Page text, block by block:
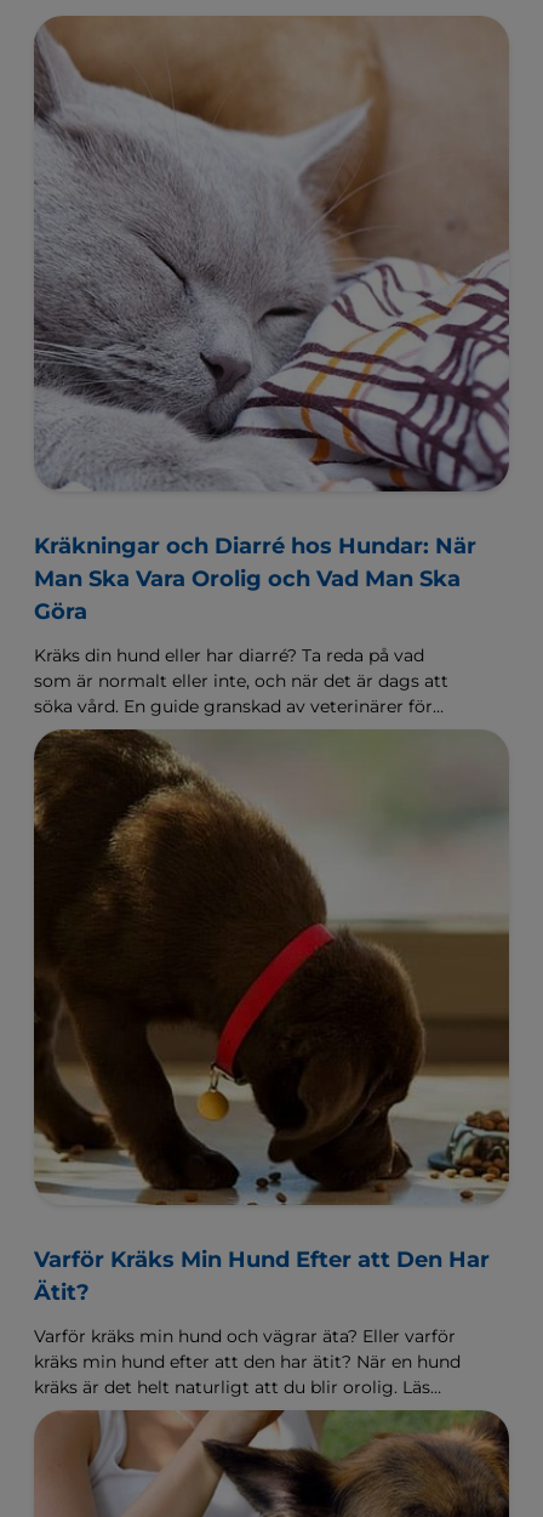
Kräkningar och Diarré hos Hundar: När
Man Ska Vara Orolig och Vad Man Ska
Göra
Kräks din hund eller har diarré? Ta reda på vad
som är normalt eller inte, och när det är dags att
söka vård. En guide granskad av veterinärer för
dig som har hund.
Varför Kräks Min Hund Efter att Den Har
Ätit?
Varför kräks min hund och vägrar äta? Eller varför
kräks min hund efter att den har ätit? När en hund
kräks är det helt naturligt att du blir orolig. Läs
mer här.